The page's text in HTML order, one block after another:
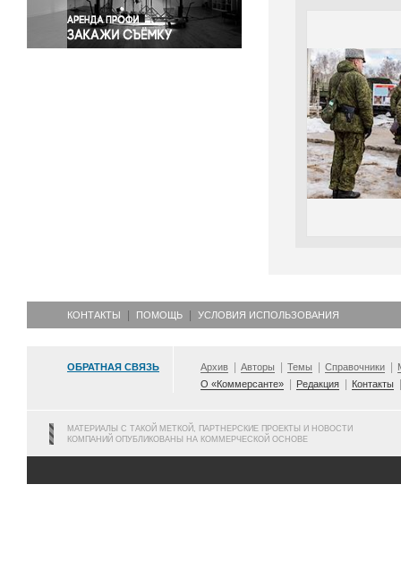
Экономика и бизнес
КОНТАКТЫ ПОМОЩЬ УСЛОВИЯ ИСПОЛЬЗОВАНИЯ
ОБРАТНАЯ СВЯЗЬ Архив Авторы Темы Справочники
О «Коммерсанте»
Редакция Контакты
МАТЕРИАЛЫ С ТАКОЙ МЕТКОЙ, ПАРТНЕРСКИЕ ПРОЕКТЫ И НОВОСТИ
КОМПАНИЙ ОПУБЛИКОВАНЫ НА КОММЕРЧЕСКОЙ ОСНОВЕ